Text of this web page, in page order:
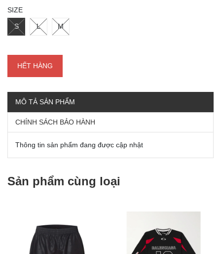
SIZE
S L M
HẾT HÀNG
MÔ TẢ SẢN PHẨM
CHÍNH SÁCH BẢO HÀNH
Thông tin sản phẩm đang được cập nhật
Sản phẩm cùng loại